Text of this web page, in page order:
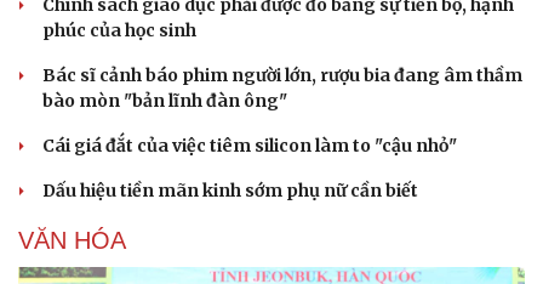
Chính sách giáo dục phải được đo bằng sự tiến bộ, hạnh
phúc của học sinh
Bác sĩ cảnh báo phim người lớn, rượu bia đang âm thầm
bào mòn "bản lĩnh đàn ông"
Cái giá đắt của việc tiêm silicon làm to "cậu nhỏ"
Dấu hiệu tiền mãn kinh sớm phụ nữ cần biết
VĂN HÓA